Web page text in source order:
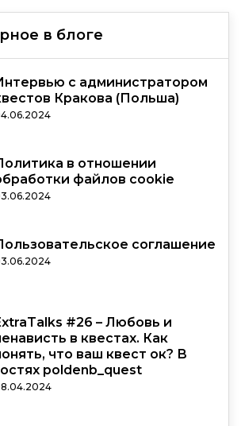
в блоге
с администратором
Кракова (Польша)
в отношении
файлов cookie
соглашение
#26 – Любовь и
в квестах. Как
что ваш квест ок? В
poldenb_quest